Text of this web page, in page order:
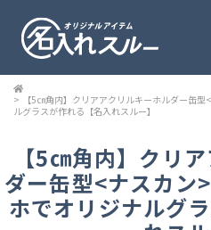
>
【5㎝角内】クリアアクリルキーホルダー缶
ルグラスが作れる【名入れスルー】
【5㎝角内】クリ
ダー缶型<ナスカン
ホでオリジナルグ